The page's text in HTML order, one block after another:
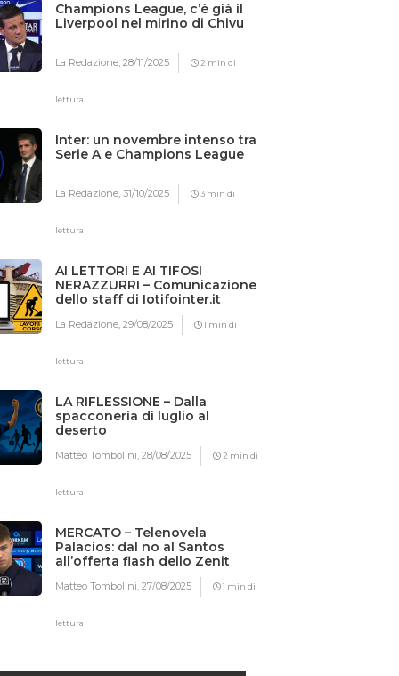
Champions League, c’è già il
Liverpool nel mirino di Chivu
La Redazione,28/11/2025 2 min di
lettura
Inter: un novembre intenso tra
Serie A e Champions League
La Redazione,31/10/2025 3 min di
lettura
AI LETTORI E AI TIFOSI
NERAZZURRI – Comunicazione
dello staff di Iotifointer.it
La Redazione,29/08/2025 1 min di
lettura
LA RIFLESSIONE – Dalla
spacconeria di luglio al
deserto
Matteo Tombolini,28/08/2025 2 min di
lettura
MERCATO – Telenovela
Palacios: dal no al Santos
all’offerta flash dello Zenit
Matteo Tombolini,27/08/2025 1 min di
lettura